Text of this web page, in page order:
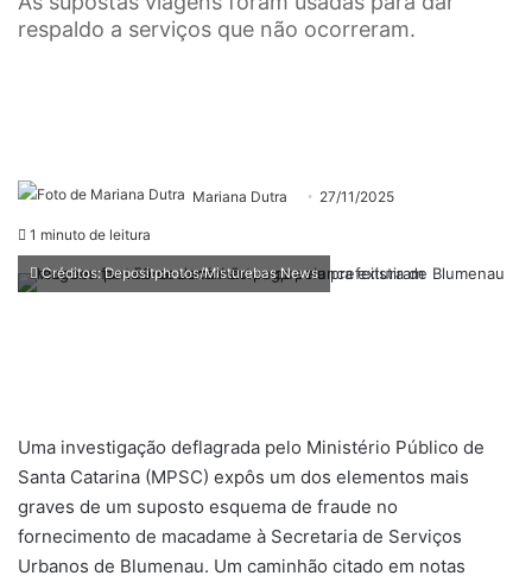
respaldo a serviços que não ocorreram.
Mariana Dutra 27/11/2025
1 minuto de leitura
Créditos: Depositphotos/Misturebas News
Uma investigação deflagrada pelo Ministério Público de
Santa Catarina (MPSC) expôs um dos elementos mais
graves de um suposto esquema de fraude no
fornecimento de macadame à Secretaria de Serviços
Urbanos de Blumenau. Um caminhão citado em notas